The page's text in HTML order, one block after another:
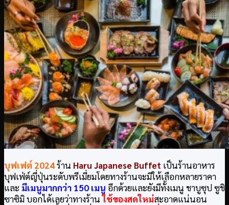
บุฟเฟต์2024ร้าน Haru Japanese Buffet เป็นร้านอาหาร
บุฟเฟ่ต์ญี่ปุ่นระดับพรีเมี่ยมโดยทางร้านจะมีให้เลือกหลายราคา
และ มีเมนูมากกว่า 150 เมนู อีกด้วยและยังมีทั้งเมนู ชาบูซุป ซูชิ
ซาซิมิ บอกได้เลยว่าทางร้านใช้ของสดใหม่สะอาดแน่นอน